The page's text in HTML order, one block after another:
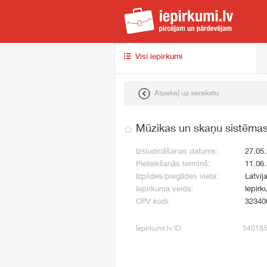
Visi iepirkumi
Atpakaļ uz sarakstu
Mūzikas un skaņu
Izsludināšanas datums:
Pieteikšanās termiņš:
Izpildes/piegādes vieta:
Iepirkuma veids:
CPV kodi:
Iepirkumi.lv ID: